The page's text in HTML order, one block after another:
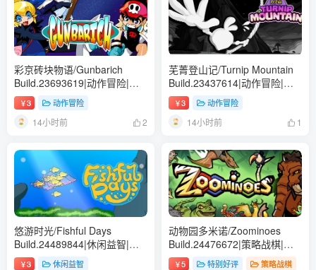
彩京砖块物语/Gunbarich
Build.23693619|动作冒险|容
量628B|免安装绿色中文版
￥3 动作冒险
14小时前 2
芜菁登山记/Turnip Mountain
Build.23437614|动作冒险|容
量128B|免安装绿色中文版
￥3 动作冒险
14小时前 1
悠游时光/Fishful Days
Build.24489844|休闲益智|容
量335B|免安装绿色中文版
￥3 休闲益智
动物园多米诺/Zoominoes
Build.24476672|策略战棋|容
量1.1GB|免安装绿色中文版
￥5 特别好评 策略战棋